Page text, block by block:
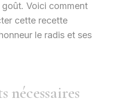
Voici comment
cette recette
le radis et ses
nécessaires